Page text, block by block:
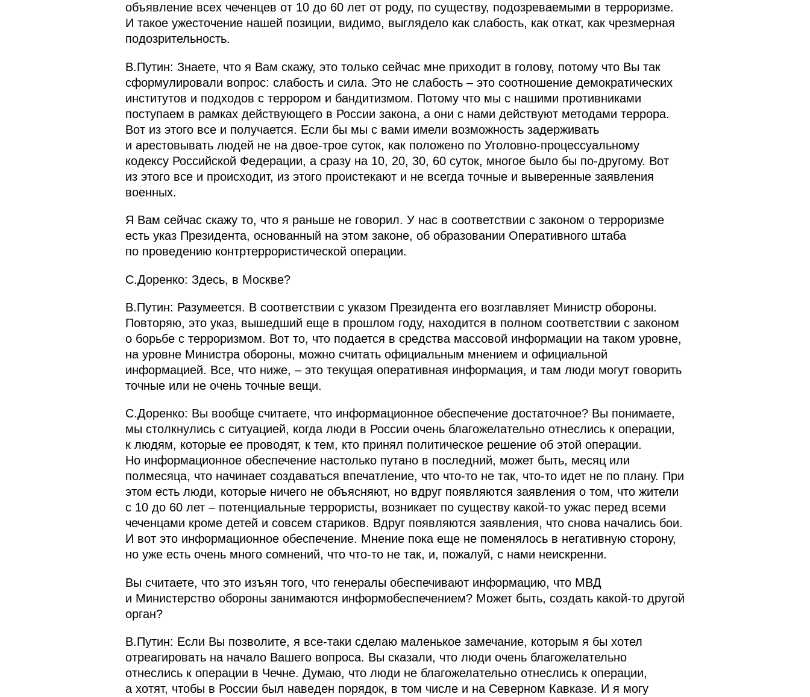
объявление всех чеченцев от 10 до 60 лет от роду, по существу, подозреваемыми в терроризме.
И такое ужесточение нашей позиции, видимо, выглядело как слабость, как откат, как чрезмерная
подозрительность.
В.Путин: Знаете, что я Вам скажу, это только сейчас мне приходит в голову, потому что Вы так
сформулировали вопрос: слабость и сила. Это не слабость – это соотношение демократических
институтов и подходов с террором и бандитизмом. Потому что мы с нашими противниками
поступаем в рамках действующего в России закона, а они с нами действуют методами террора.
Вот из этого все и получается. Если бы мы с вами имели возможность задерживать
и арестовывать людей не на двое-трое суток, как положено по Уголовно-процессуальному
кодексу Российской Федерации, а сразу на 10, 20, 30, 60 суток, многое было бы по‑другому. Вот
из этого все и происходит, из этого проистекают и не всегда точные и выверенные заявления
военных.
Я Вам сейчас скажу то, что я раньше не говорил. У нас в соответствии с законом о терроризме
есть указ Президента, основанный на этом законе, об образовании Оперативного штаба
по проведению контртеррористической операции.
С.Доренко: Здесь, в Москве?
В.Путин: Разумеется. В соответствии с указом Президента его возглавляет Министр обороны.
Повторяю, это указ, вышедший еще в прошлом году, находится в полном соответствии с законом
о борьбе с терроризмом. Вот то, что подается в средства массовой информации на таком уровне,
на уровне Министра обороны, можно считать официальным мнением и официальной
информацией. Все, что ниже, – это текущая оперативная информация, и там люди могут говорить
точные или не очень точные вещи.
С.Доренко: Вы вообще считаете, что информационное обеспечение достаточное? Вы понимаете,
мы столкнулись с ситуацией, когда люди в России очень благожелательно отнеслись к операции,
к людям, которые ее проводят, к тем, кто принял политическое решение об этой операции.
Но информационное обеспечение настолько путано в последний, может быть, месяц или
полмесяца, что начинает создаваться впечатление, что что‑то не так, что‑то идет не по плану. При
этом есть люди, которые ничего не объясняют, но вдруг появляются заявления о том, что жители
с 10 до 60 лет – потенциальные террористы, возникает по существу какой‑то ужас перед всеми
чеченцами кроме детей и совсем стариков. Вдруг появляются заявления, что снова начались бои.
И вот это информационное обеспечение. Мнение пока еще не поменялось в негативную сторону,
но уже есть очень много сомнений, что что‑то не так, и, пожалуй, с нами неискренни.
Вы считаете, что это изъян того, что генералы обеспечивают информацию, что МВД
и Министерство обороны занимаются информобеспечением? Может быть, создать какой‑то другой
орган?
В.Путин: Если Вы позволите, я все‑таки сделаю маленькое замечание, которым я бы хотел
отреагировать на начало Вашего вопроса. Вы сказали, что люди очень благожелательно
отнеслись к операции в Чечне. Думаю, что люди не благожелательно отнеслись к операции,
а хотят, чтобы в России был наведен порядок, в том числе и на Северном Кавказе. И я могу